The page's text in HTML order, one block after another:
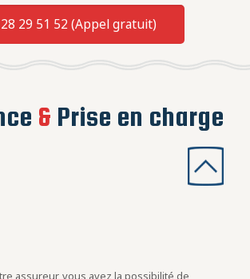
29 51 52 (Appel gratuit)
& Prise en charge
assureur, vous avez la possibilité de